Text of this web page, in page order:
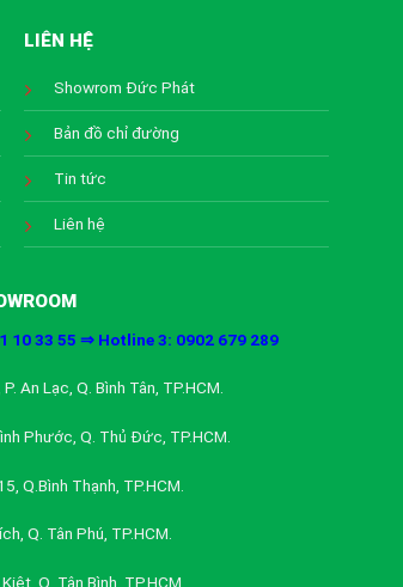
LIÊN HỆ
Showrom Đức Phát
Bản đồ chỉ đường
Tin tức
Liên hệ
10 33 55 ⇒ Hotline 3: 0902 679 289
An Lạc, Q. Bình Tân, TP.HCM.
Phước, Q. Thủ Đức, TP.HCM.
Q.Bình Thạnh, TP.HCM.
Q. Tân Phú, TP.HCM.
Q. Tân Bình, TP.HCM.